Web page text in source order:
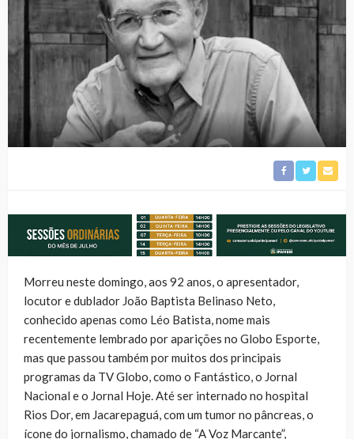
Morreu neste domingo, aos 92 anos, o apresentador,
locutor e dublador João Baptista Belinaso Neto,
conhecido apenas como Léo Batista, nome mais
recentemente lembrado por aparições no Globo Esporte,
mas que passou também por muitos dos principais
programas da TV Globo, como o Fantástico, o Jornal
Nacional e o Jornal Hoje. Até ser internado no hospital
Rios Dor, em Jacarepaguá, com um tumor no pâncreas, o
ícone do jornalismo, chamado de “A Voz Marcante”,